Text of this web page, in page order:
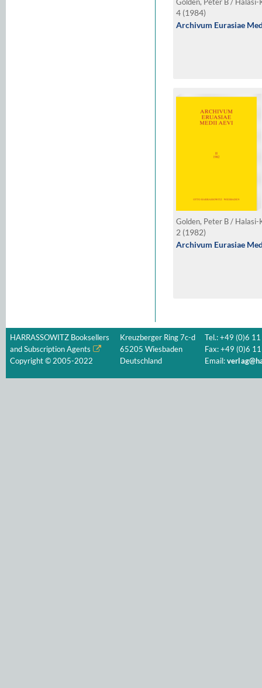
4 (1984)
Archivum Eurasiae
2 (1982)
Archivum Eurasiae
HARRASSOWITZ Booksellers
and Subscription Agents
Copyright © 2005-2022
Kreuzberger Ring 7c-d
65205 Wiesbaden
Deutschland
Tel.: +49 (0)6
Fax: +49 (0)6
Email: